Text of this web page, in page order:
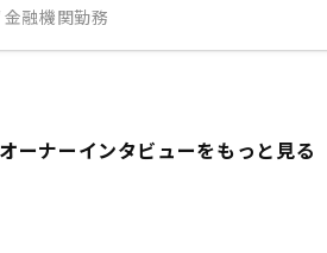
融機関勤務
オーナーインタビューをもっと見る